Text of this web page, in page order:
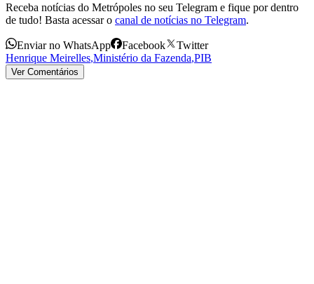
Receba notícias do Metrópoles no seu Telegram e fique por dentro
de tudo! Basta acessar o canal de notícias no Telegram.
Enviar no WhatsApp Facebook
Twitter
Henrique Meirelles,Ministério da Fazenda,PIB
Ver Comentários